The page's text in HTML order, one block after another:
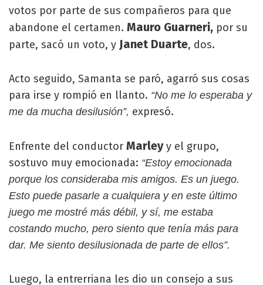
votos por parte de sus compañeros para que
abandone el certamen. Mauro Guarneri, por su
parte, sacó un voto, y Janet Duarte, dos.
Acto seguido, Samanta se paró, agarró sus cosas
para irse y rompió en llanto. “No me lo esperaba y
me da mucha desilusión”, expresó.
Enfrente del conductor Marleyy el grupo,
sostuvo muy emocionada: “Estoy emocionada
porque los consideraba mis amigos. Es un juego.
Esto puede pasarle a cualquiera y en este último
juego me mostré más débil, y sí, me estaba
costando mucho, pero siento que tenía más para
dar. Me siento desilusionada de parte de ellos”.
Luego, la entrerriana les dio un consejo a sus